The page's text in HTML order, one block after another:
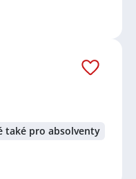
také pro absolventy